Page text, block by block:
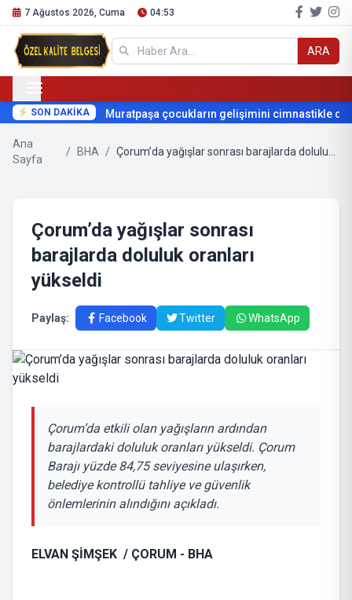
7 Ağustos 2026, Cuma 04:53
ARA
SON DAKİKA Muratpaşa çocukların gelişimini cimnastikle
Ana
Sayfa
/ BHA /
Çorum’da yağışlar sonrası
barajlarda doluluk oranları
yükseldi
Paylaş: Facebook Twitter WhatsApp
Çorum’da etkili olan yağışların ardından
barajlardaki doluluk oranları yükseldi. Çorum
Barajı yüzde 84,75 seviyesine ulaşırken,
belediye kontrollü tahliye ve güvenlik
önlemlerinin alındığını açıkladı.
ELVAN ŞİMŞEK / ÇORUM - BHA